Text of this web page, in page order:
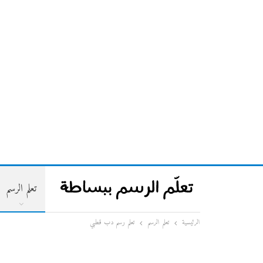
تعلم الرسم
الرئيسية تعلم الرسم تعلم رسم دب قطبي